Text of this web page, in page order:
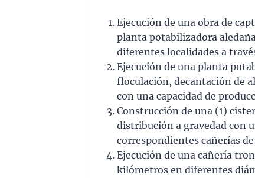
Ejecución de una obra de
planta potabilizadora
diferentes localidades a
Ejecución de una planta
floculación, decantación de
con una capacidad de
Construcción de una (1)
distribución a gravedad con
correspondientes cañerías
Ejecución de una cañería
kilómetros en diferentes